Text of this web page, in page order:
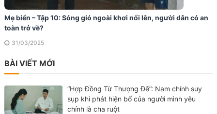
Mẹ biển – Tập 10: Sóng gió ngoài khơi nổi lên, người dân có an
toàn trở về?
31/03/2025
BÀI VIẾT MỚI
“Hợp Đồng Từ Thượng Đế”: Nam chính suy
sụp khi phát hiện bố của người mình yêu
chính là cha ruột